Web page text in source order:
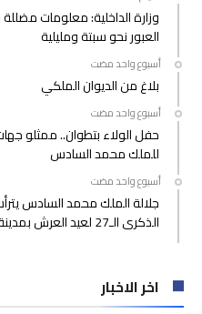
وزارة الداخلية: معلومات مضللة
العبور نحو سبتة ومليلية
‫‫‫‏‫أسبوع واحد مضت‬
بلاغ من الديوان الملكي
‫‫‫‏‫أسبوع واحد مضت‬
حفل الولاء بتطوان.. ممثلو
للملك محمد السادس
‫‫‫‏‫أسبوع واحد مضت‬
جلالة الملك محمد السادس
الذكرى الـ27 لعيد العرش بمدينة المضيق
اخر الاخبار